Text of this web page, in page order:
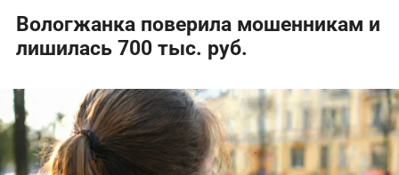
Вологжанка поверила мошенникам и
лишилась 700 тыс. руб.